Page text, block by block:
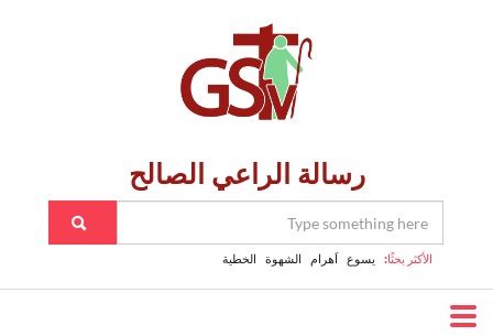
رسالة الراعي الصالح
الأكثر بحثًا: يسوع اَهرام الشهوة الخطية